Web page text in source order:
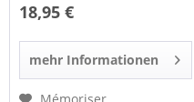
18,95 €
mehr Informationen